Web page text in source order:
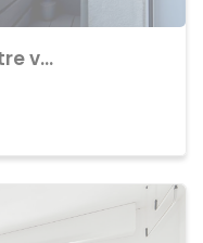
Achat Appartement centre ville